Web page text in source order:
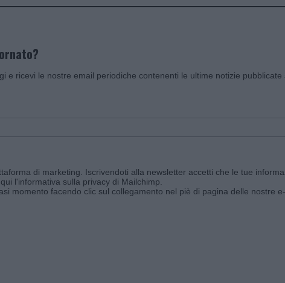
e ricevi le nostre email periodiche contenenti le ultime notizie pubblicate
di marketing. Iscrivendoti alla newsletter accetti che le tue
l'informativa sulla privacy di Mailchimp
momento facendo clic sul collegamento nel piè di pagina delle nostre e-